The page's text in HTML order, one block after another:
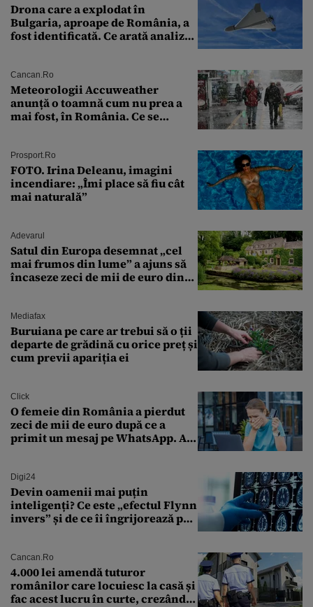
Drona care a explodat în
Bulgaria, aproape de România, a
fost identificată. Ce arată analiza
Cancan.ro
Meteorologii Accuweather
anunță o toamnă cum nu prea a
mai fost, în România. Ce se
București. Pe ce dată ninge
Prosport.ro
FOTO. Irina Deleanu, imagini
incendiare: „Îmi place să fiu cât
mai naturală”
Adevarul
Satul din Europa desemnat „cel
mai frumos din lume” a ajuns să
încaseze zeci de mii de euro din
Mediafax
Buruiana pe care ar trebui să o ții
departe de grădină cu orice preț și
cum previi apariția ei
Click
O femeie din România a pierdut
zeci de mii de euro după ce a
primit un mesaj pe WhatsApp. A
Digi24
Devin oamenii mai puțin
inteligenți? Ce este „efectul Flynn
invers” și de ce îi îngrijorează pe
Cancan.ro
4.000 lei amendă tuturor
românilor care locuiesc la casă și
fac acest lucru în curte, crezând